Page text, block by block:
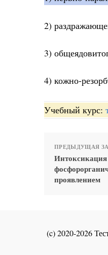
2)
3)
4) кожно-
Учебный курс:
ПРЕДЫДУЩАЯ
проявлением
(c) 2020-2026